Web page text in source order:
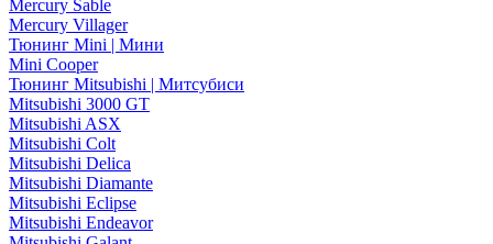
Mercury Sable
Mercury Villager
Тюнинг Mini | Мини
Mini Cooper
Тюнинг Mitsubishi | Митсубиси
Mitsubishi 3000 GT
Mitsubishi ASX
Mitsubishi Colt
Mitsubishi Delica
Mitsubishi Diamante
Mitsubishi Eclipse
Mitsubishi Endeavor